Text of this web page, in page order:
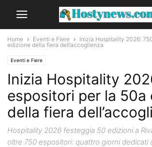
Home Eventi e Fiere
Inizia Hospitality 2026:
edizione della fiera dell’accoglienza
Eventi e Fiere
Inizia Hospitality
espositori per la 50a
della fiera
Hospitality 2026 festeggia 50 edizioni a
oltre 750 espositori: quattro giorni dedicati